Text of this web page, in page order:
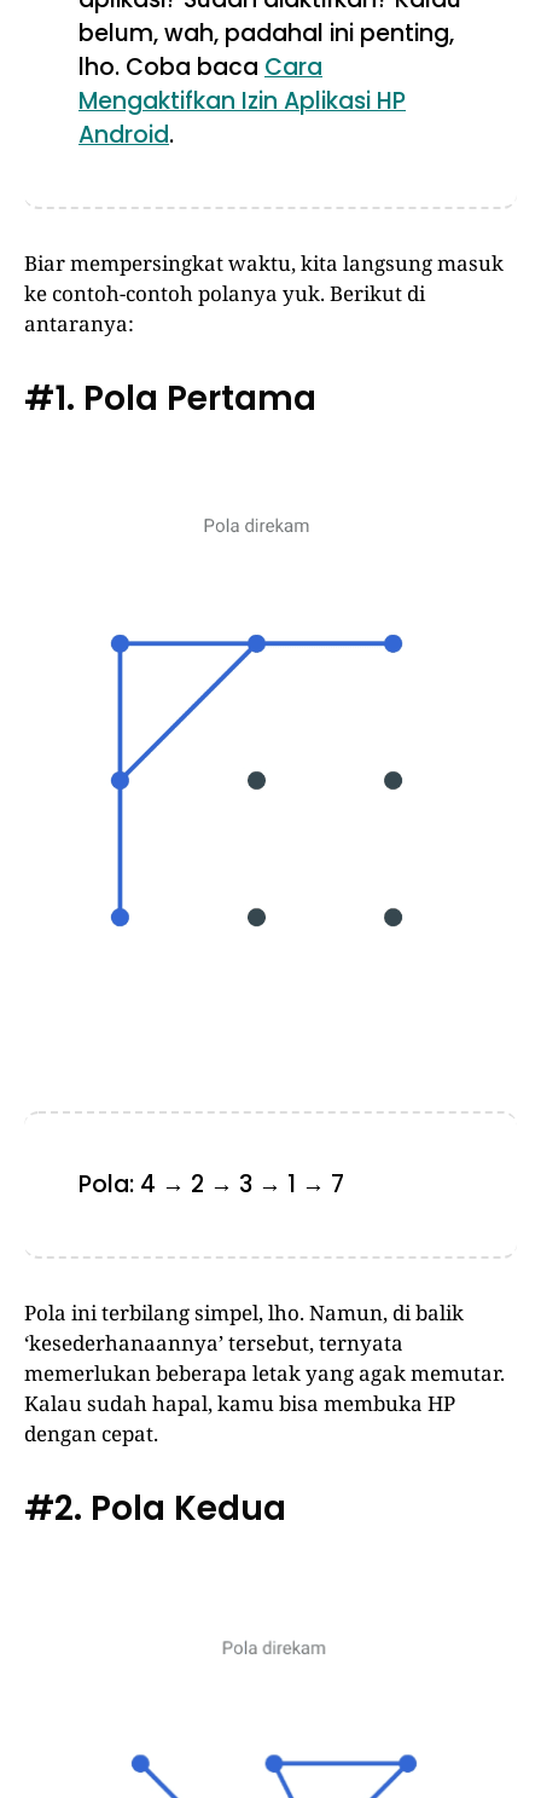
belum, wah, padahal ini penting,
lho. Coba baca Cara
Mengaktifkan Izin Aplikasi HP
Android.
Biar mempersingkat waktu, kita langsung masuk
ke contoh-contoh polanya yuk. Berikut di
antaranya:
#1. Pola Pertama
Pola: 4 → 2 → 3 → 1 → 7
Pola ini terbilang simpel, lho. Namun, di balik
‘kesederhanaannya’ tersebut, ternyata
memerlukan beberapa letak yang agak memutar.
Kalau sudah hapal, kamu bisa membuka HP
dengan cepat.
#2. Pola Kedua